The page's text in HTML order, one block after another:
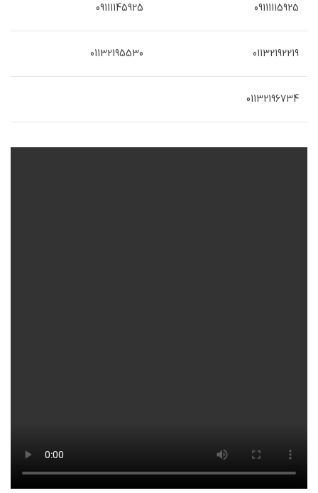
09111115925
09111145925
01132192219
01132195530
01132196734